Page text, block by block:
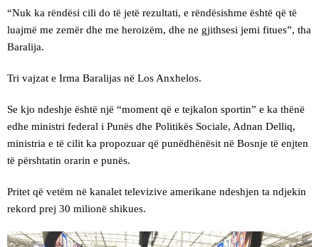
“Nuk ka rëndësi cili do të jetë rezultati, e rëndësishme është që të
luajmë me zemër dhe me heroizëm, dhe ne gjithsesi jemi fitues”, tha
Baralija.
Tri vajzat e Irma Baralijas në Los Anxhelos.
Se kjo ndeshje është një “moment që e tejkalon sportin” e ka thënë
edhe ministri federal i Punës dhe Politikës Sociale, Adnan Delliq,
ministria e të cilit ka propozuar që punëdhënësit në Bosnje të enjten
të përshtatin orarin e punës.
Pritet që vetëm në kanalet televizive amerikane ndeshjen ta ndjekin
rekord prej 30 milionë shikues.